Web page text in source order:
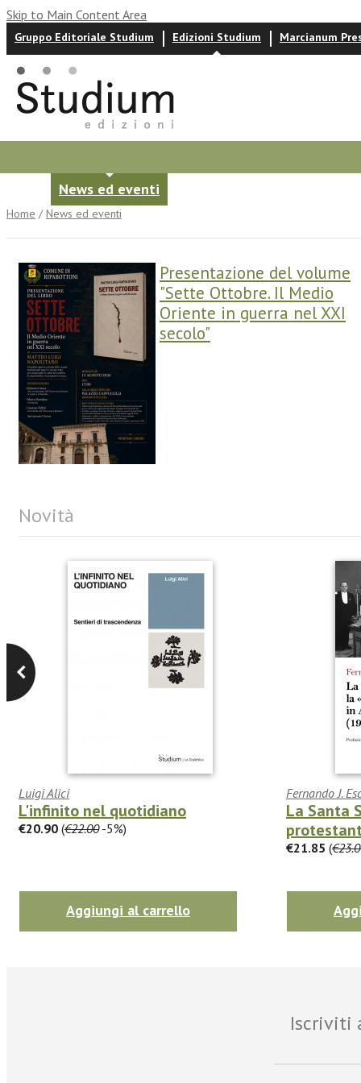
Skip to Main Content Area
Gruppo Editoriale Studium Edizioni Studium Marcianum
News ed eventi
Home / News ed eventi
Presentazione del volume
"Sette Ottobre. Il Medio
Oriente in guerra nel XXI
secolo"
Novità
Luigi Alici
L'infinito nel quotidiano
€20.90 (€22.00-5%)
Aggiungi al carrello
Fernando J.
La Santa
€21.85 (
Iscriviti